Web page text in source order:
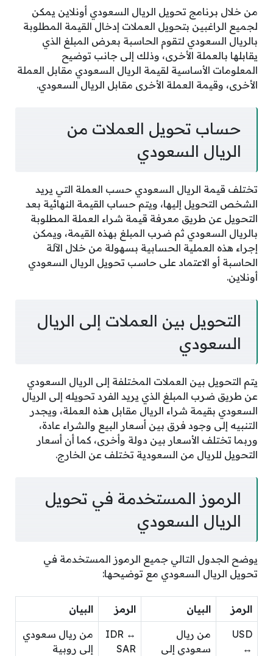
من خلال برنامج تحويل الريال السعودي أونلاين يمكن
لجميع الراغبين بتحويل العملات إدخال القيمة المطلوبة
بالريال السعودي لتقوم الحاسبة بعرض المبلغ الذي
يقابلها بالعملة الأخرى، وذلك إلى جانب توضيح
المعلومات الأساسية لقيمة الريال السعودي مقابل العملة
الأخرى، وقيمة العملة الأخرى مقابل الريال السعودي.
حساب تحويل العملات من
الريال السعودي
تختلف قيمة الريال السعودي حسب العملة التي يريد
الشخص التحويل إليها، ويتم حساب القيمة النهائية بعد
التحويل عن طريق معرفة قيمة شراء العملة المطلوبة
بالريال السعودي ثم ضرب المبلغ بهذه القيمة، ويمكن
إجراء هذه العملية الحسابية بسهولة من خلال الآلة
الحاسبة أو الاعتماد على حاسب تحويل الريال السعودي
أونلاين.
التحويل بين العملات إلى الريال
السعودي
يتم التحويل بين العملات المختلفة إلى الريال السعودي
عن طريق ضرب المبلغ الذي يريد الفرد تحويله إلى الريال
السعودي بقيمة شراء الريال مقابل هذه العملة، ويجدر
التنبيه إلى وجود فرق بين أسعار البيع والشراء عادة،
وربما تختلف الأسعار بين دولة وأخرى، كما أن أسعار
التحويل للريال من السعودية تختلف عن الخارج.
الرموز المستخدمة في تحويل
الريال السعودي
يوضح الجدول التالي جميع الرموز المستخدمة في
تحويل الريال السعودي مع توضيحها:
الرمز البيان الرمز البيان
USD
↔
من ريال
سعودي إلى
IDR ↔
SAR
من ريال سعودي
إلى روبية